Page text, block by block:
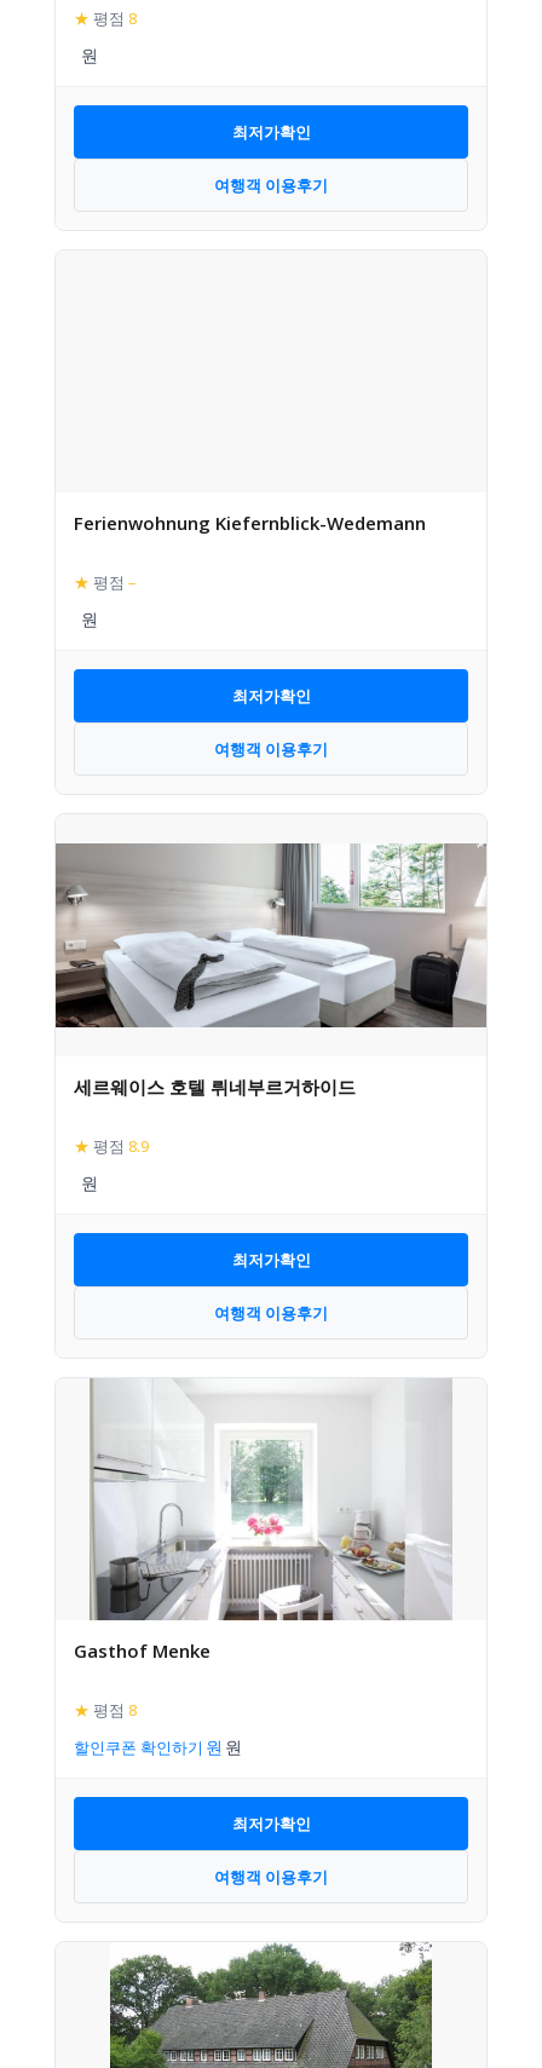
★ 평점 8
최저가확인
여행객 이용후기
Ferienwohnung Kiefernblick-Wedemann
★ 평점 –
최저가확인
여행객 이용후기
세르웨이스 호텔 뤼네부르거하이드
★ 평점 8.9
최저가확인
여행객 이용후기
Gasthof Menke
★ 평점 8
할인쿠폰 확인하기
최저가확인
여행객 이용후기